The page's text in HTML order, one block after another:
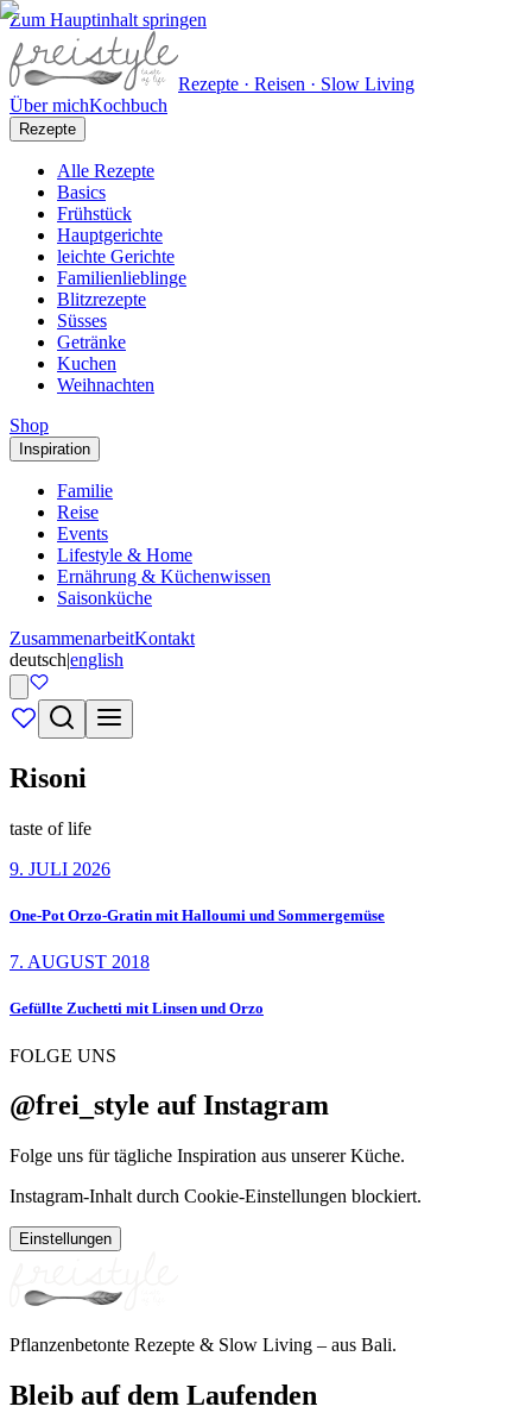
Zum Hauptinhalt springen
Rezepte · Reisen · Slow Living
Über michKochbuch
Rezepte
Alle Rezepte
Basics
Frühstück
Hauptgerichte
leichte Gerichte
Familienlieblinge
Blitzrezepte
Süsses
Getränke
Kuchen
Weihnachten
Shop
Inspiration
Familie
Reise
Events
Lifestyle & Home
Ernährung & Küchenwissen
Saisonküche
ZusammenarbeitKontakt
deutsch|english
Risoni
taste of life
9. JULI 2026
One-Pot Orzo-Gratin mit Halloumi und Sommergemüse
7. AUGUST 2018
Gefüllte Zuchetti mit Linsen und Orzo
FOLGE UNS
@frei_style auf Instagram
Folge uns für tägliche Inspiration aus unserer Küche.
Instagram-Inhalt durch Cookie-Einstellungen blockiert.
Einstellungen
Pflanzenbetonte Rezepte & Slow Living – aus Bali.
Bleib auf dem Laufenden